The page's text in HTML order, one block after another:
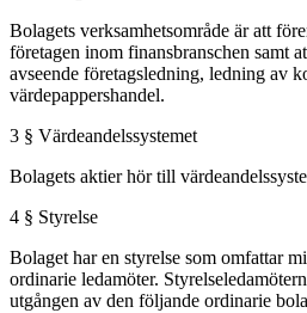
Bolagets verksamhetsområde är att
företagen inom finansbranschen samt
avseende företagsledning, ledning av
värdepappershandel.
3 § Värdeandelssystemet
Bolagets aktier hör till
4 § Styrelse
Bolaget har en styrelse som omfattar
ordinarie ledamöter.
utgången av den följande ordinarie